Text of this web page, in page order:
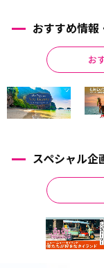
おすすめ情報
お
スペシャル企